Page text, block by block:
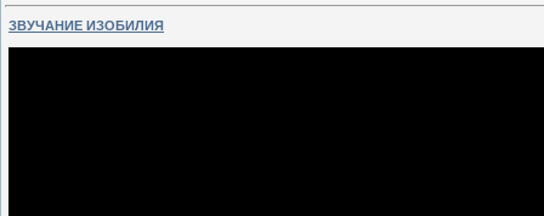
ЗВУЧАНИЕ ИЗОБИЛИЯ